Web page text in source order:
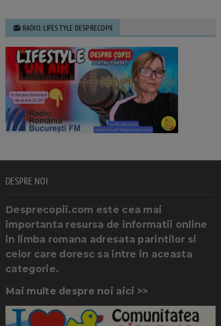
📻 RADIO: LIFESTYLE DESPRECOPII
DESPRE NOI
Desprecopii.com este cea mai
importanta resursa de informatii online
in limba romana adresata parintilor si
celor care doresc sa intre in aceasta
categorie.
Mai multe despre noi aici >>